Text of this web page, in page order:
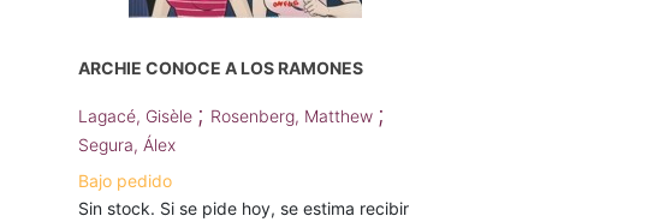
ARCHIE CONOCE A LOS RAMONES
Lagacé, Gisèle ; Rosenberg, Matthew ;
Segura, Álex
Bajo pedido
Sin stock. Si se pide hoy, se estima recibir